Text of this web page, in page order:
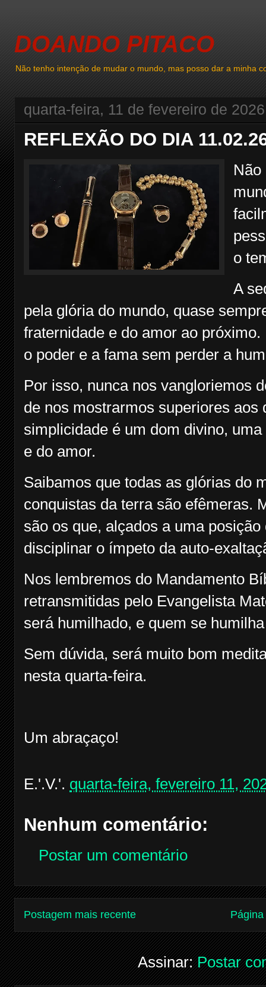
DOANDO PITACO
Não tenho intenção de mudar o mundo, mas posso dar a minha
quarta-feira, 11 de fevereiro de 2026
REFLEXÃO DO DIA
Não
o
A
pela glória do mundo, quase
fraternidade e do amor ao
o poder e a fama sem perder a
Por isso, nunca nos vangloriemos
de nos mostrarmos superiores aos
simplicidade é um dom divino,
e do amor.
Saibamos que todas as glórias do
conquistas da terra são efêmeras.
são os que, alçados a uma
disciplinar o ímpeto da auto-
Nos lembremos do Mandamento
retransmitidas pelo Evangelista
será humilhado, e quem se
Sem dúvida, será muito bom
nesta quarta-feira.
Um abraçaço!
E.'.V.'. quarta-feira, fevereiro 11,
Nenhum comentário:
Postar um comentário
Postagem mais recente
Assinar:Postar